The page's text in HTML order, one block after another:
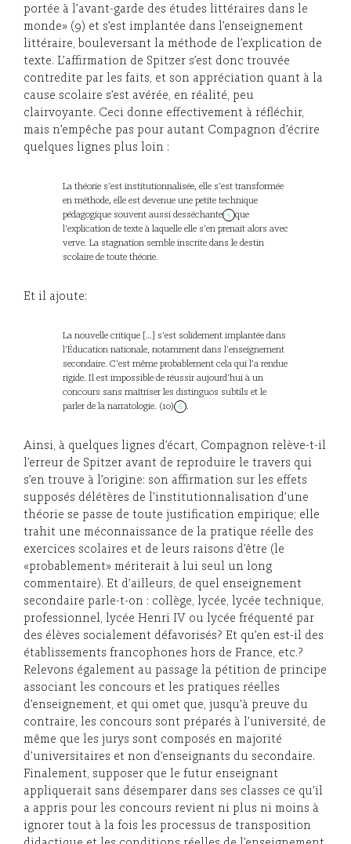
portée à l’avant-garde des études littéraires dans le
monde» (9) et s’est implantée dans l’enseignement
littéraire, bouleversant la méthode de l’explication de
texte. L’affirmation de Spitzer s’est donc trouvée
contredite par les faits, et son appréciation quant à la
cause scolaire s’est avérée, en réalité, peu
clairvoyante. Ceci donne effectivement à réfléchir,
mais n’empêche pas pour autant Compagnon d’écrire
quelques lignes plus loin :
La théorie s’est institutionnalisée, elle s’est transformée
en méthode, elle est devenue une petite technique
pédagogique souvent aussi desséchante
5 que
l’explication de texte à laquelle elle s’en prenait alors avec
verve. La stagnation semble inscrite dans le destin
scolaire de toute théorie.
Et il ajoute:
La nouvelle critique […] s’est solidement implantée dans
l’Éducation nationale, notamment dans l’enseignement
secondaire. C’est même probablement cela qui l’a rendue
rigide. Il est impossible de réussir aujourd’hui à un
concours sans maîtriser les distinguos subtils et le
parler de la narratologie. (10)
6 .
Ainsi, à quelques lignes d’écart, Compagnon relève-t-il
l’erreur de Spitzer avant de reproduire le travers qui
s’en trouve à l’origine: son affirmation sur les effets
supposés délétères de l’institutionnalisation d’une
théorie se passe de toute justification empirique; elle
trahit une méconnaissance de la pratique réelle des
exercices scolaires et de leurs raisons d’être (le
«probablement» mériterait à lui seul un long
commentaire). Et d’ailleurs, de quel enseignement
secondaire parle-t-on : collège, lycée, lycée technique,
professionnel, lycée Henri IV ou lycée fréquenté par
des élèves socialement défavorisés? Et qu’en est-il des
établissements francophones hors de France, etc.?
Relevons également au passage la pétition de principe
associant les concours et les pratiques réelles
d’enseignement, et qui omet que, jusqu’à preuve du
contraire, les concours sont préparés à l’université, de
même que les jurys sont composés en majorité
d’universitaires et non d’enseignants du secondaire.
Finalement, supposer que le futur enseignant
appliquerait sans désemparer dans ses classes ce qu’il
a appris pour les concours revient ni plus ni moins à
ignorer tout à la fois les processus de transposition